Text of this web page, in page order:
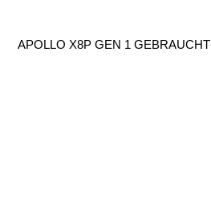
APOLLO X8P GEN 1 GEBRAUCHT